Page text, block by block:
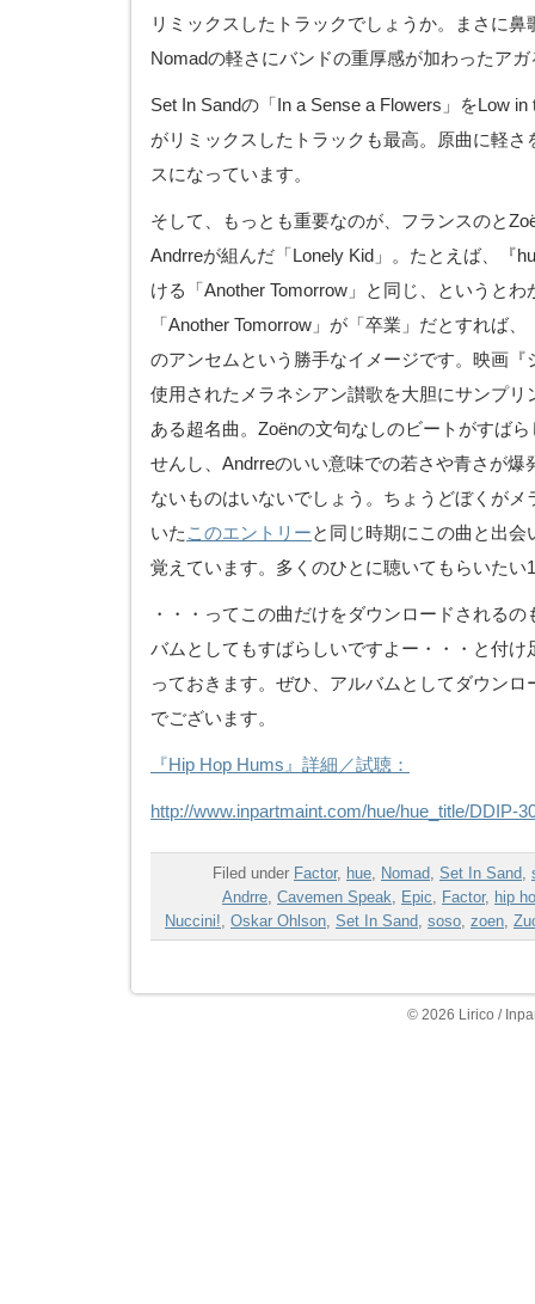
リミックスしたトラックでしょうか。まさに
Nomadの軽さにバンドの重厚感が加わったア
Set In Sandの「In a Sense a Flowers」をLow
がリミックスしたトラックも最高。原曲に軽
スになっています。
そして、もっとも重要なのが、フランスのと
Andrreが組んだ「Lonely Kid」。たとえば、『
ける「Another Tomorrow」と同じ、というと
「Another Tomorrow」が「卒業」だとすれば
のアンセムという勝手なイメージです。映画『
使用されたメラネシアン讃歌を大胆にサンプリ
ある超名曲。Zoënの文句なしのビートがすば
せんし、Andrreのいい意味での若さや青さが爆
ないものはいないでしょう。ちょうどぼくが
いた このエントリーと同じ時期にこの曲と出
覚えています。多くのひとに聴いてもらいたい
・・・ってこの曲だけをダウンロードされる
バムとしてもすばらしいですよー・・・と付け
っておきます。ぜひ、アルバムとしてダウンロ
でございます。
『Hip Hop Hums』詳細／試聴：
http://www.inpartmaint.com/hue/hue_title/DDIP-
Filed under Factor, hue, Nomad, Set In Sand,
Andrre, Cavemen Speak, Epic, Factor, hip
Nuccini!, Oskar Ohlson, Set In Sand, soso, zoen,
© 2026 Lirico /